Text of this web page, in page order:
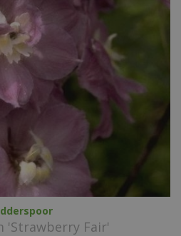
'Strawberry Fair'